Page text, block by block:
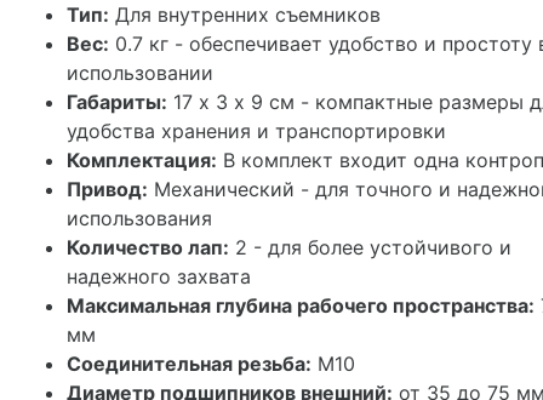
Тип: Для внутренних съемников
Вес: 0.7 кг - обеспечивает удобство и простоту
использовании
Габариты: 17 х 3 х 9 см - компактные размеры
удобства хранения и транспортировки
Комплектация: В комплект входит одна
Привод: Механический - для точного и
использования
Количество лап: 2 - для более устойчивого и
надежного захвата
Максимальная глубина рабочего пространства:
мм
Соединительная резьба: M10
Диаметр подшипников внешний: от 35 до 75